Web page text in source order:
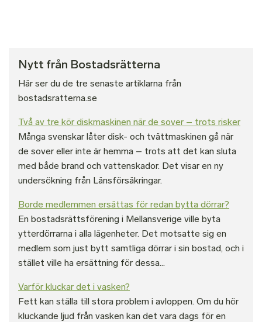
Nytt från Bostadsrätterna
Här ser du de tre senaste artiklarna från
bostadsratterna.se
Två av tre kör diskmaskinen när de sover – trots risker
Många svenskar låter disk- och tvättmaskinen gå när
de sover eller inte är hemma – trots att det kan sluta
med både brand och vattenskador. Det visar en ny
undersökning från Länsförsäkringar.
Borde medlemmen ersättas för redan bytta dörrar?
En bostadsrättsförening i Mellansverige ville byta
ytterdörrarna i alla lägenheter. Det motsatte sig en
medlem som just bytt samtliga dörrar i sin bostad, och i
stället ville ha ersättning för dessa...
Varför kluckar det i vasken?
Fett kan ställa till stora problem i avloppen. Om du hör
kluckande ljud från vasken kan det vara dags för en